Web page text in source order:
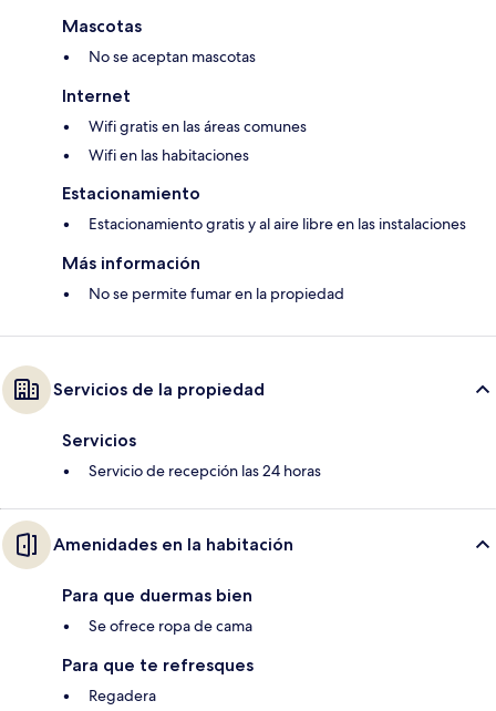
Mascotas
No se aceptan mascotas
Internet
Wifi gratis en las áreas comunes
Wifi en las habitaciones
Estacionamiento
Estacionamiento gratis y al aire libre en las instalaciones
Más información
No se permite fumar en la propiedad
Servicios de la propiedad
Servicios
Servicio de recepción las 24 horas
Amenidades en la habitación
Para que duermas bien
Se ofrece ropa de cama
Para que te refresques
Regadera